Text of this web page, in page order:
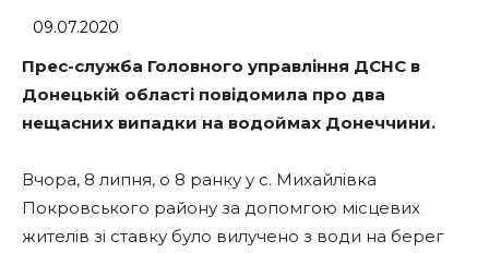
09.07.2020
Прес-служба Головного управління ДСНС в
Донецькій області повідомила про два
нещасних випадки на водоймах Донеччини.
Вчора, 8 липня, о 8 ранку у с. Михайлівка
Покровського району за допомгою місцевих
жителів зі ставку було вилучено з води на берег